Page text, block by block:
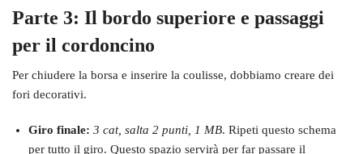
Parte 3: Il bordo superiore e passaggi
per il cordoncino
Per chiudere la borsa e inserire la coulisse, dobbiamo creare dei
fori decorativi.
Giro finale: 3 cat, salta 2 punti, 1 MB. Ripeti questo schema
per tutto il giro. Questo spazio servirà per far passare il